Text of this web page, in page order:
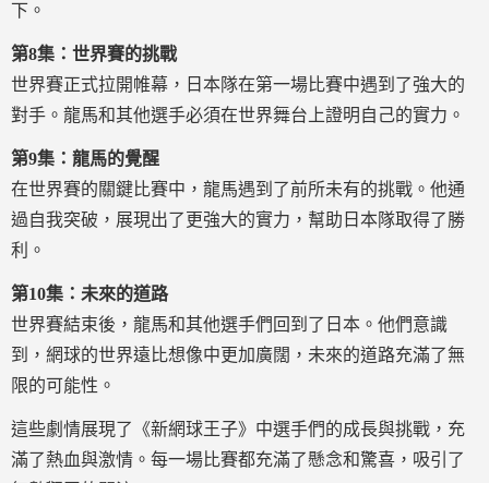
下。
第8集：世界賽的挑戰
世界賽正式拉開帷幕，日本隊在第一場比賽中遇到了強大的
對手。龍馬和其他選手必須在世界舞台上證明自己的實力。
第9集：龍馬的覺醒
在世界賽的關鍵比賽中，龍馬遇到了前所未有的挑戰。他通
過自我突破，展現出了更強大的實力，幫助日本隊取得了勝
利。
第10集：未來的道路
世界賽結束後，龍馬和其他選手們回到了日本。他們意識
到，網球的世界遠比想像中更加廣闊，未來的道路充滿了無
限的可能性。
這些劇情展現了《新網球王子》中選手們的成長與挑戰，充
滿了熱血與激情。每一場比賽都充滿了懸念和驚喜，吸引了